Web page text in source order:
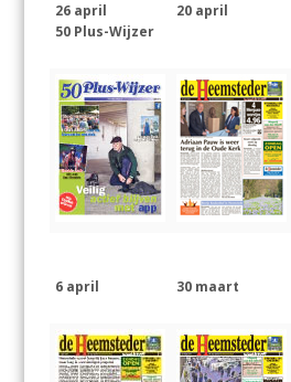
26 april
50 Plus-Wijzer
20 april
6 april 30 maart